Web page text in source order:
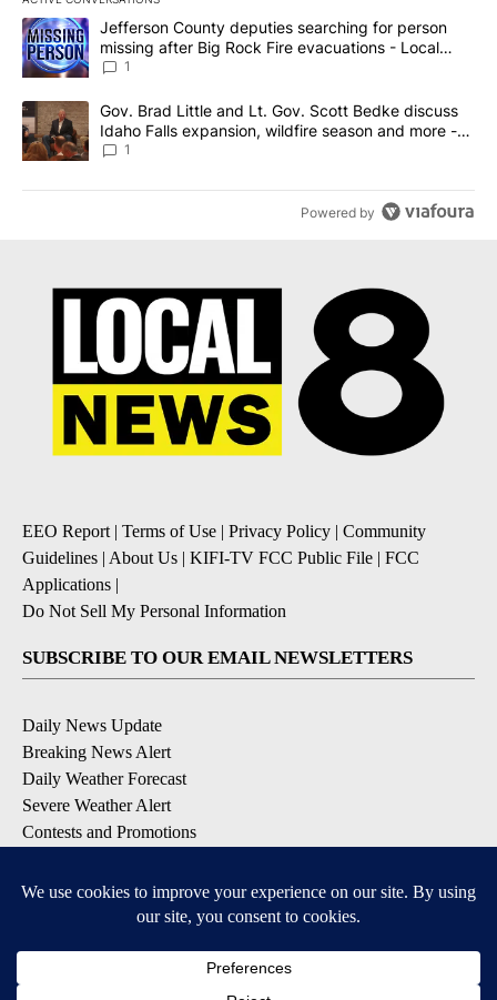
The following is a list of the most commented articles in the last
A trending article titled "Jefferson County deputies searching
Jefferson County deputies searching for person
missing after Big Rock Fire evacuations - Local
News 8
1
A trending article titled "Gov. Brad Little and Lt. Gov. Scott
Gov. Brad Little and Lt. Gov. Scott Bedke discuss
Idaho Falls expansion, wildfire season and more -
Local News 8
1
Powered by
EEO Report | Terms of Use | Privacy Policy | Community
Guidelines | About Us | KIFI-TV FCC Public File | FCC
Applications |
Do Not Sell My Personal Information
SUBSCRIBE TO OUR EMAIL NEWSLETTERS
Daily News Update
Breaking News Alert
Daily Weather Forecast
Severe Weather Alert
Contests and Promotions